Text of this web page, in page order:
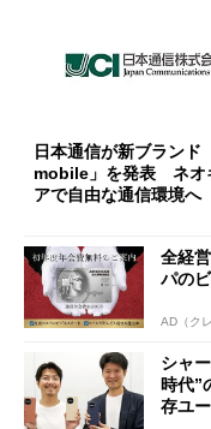
日本通信が新ブランド
mobile」を発表 ネオ
アで自由な通信環境へ
全経
パの
AD（ク
シャ
時代”
存ユ